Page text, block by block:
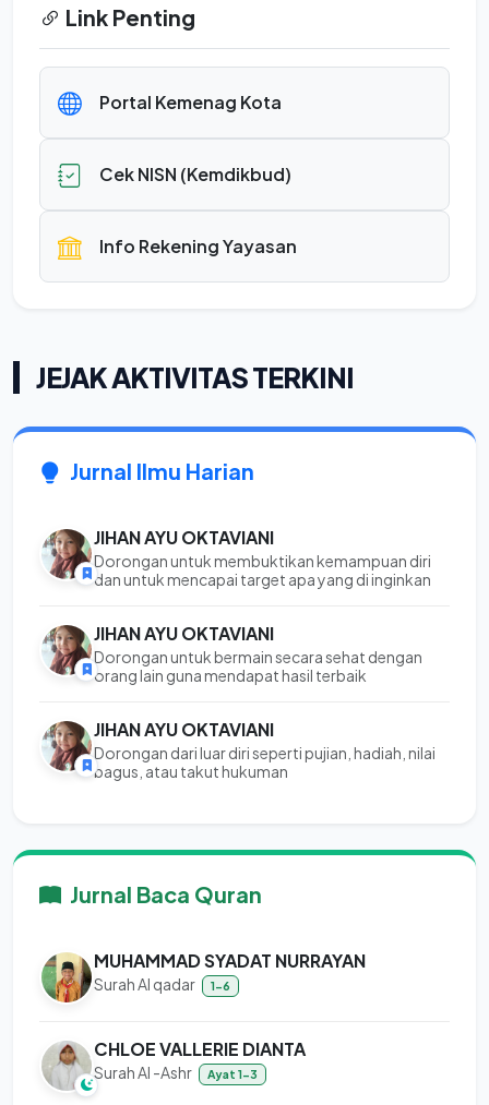
Link Penting
Portal Kemenag Kota
Cek NISN (Kemdikbud)
Info Rekening Yayasan
JEJAK AKTIVITAS TERKINI
Jurnal Ilmu Harian
JIHAN AYU OKTAVIANI
Dorongan untuk membuktikan kemampuan diri
dan untuk mencapai target apa yang di inginkan
JIHAN AYU OKTAVIANI
Dorongan untuk bermain secara sehat dengan
orang lain guna mendapat hasil terbaik
JIHAN AYU OKTAVIANI
Dorongan dari luar diri seperti pujian, hadiah, nilai
bagus, atau takut hukuman
Jurnal Baca Quran
MUHAMMAD SYADAT NURRAYAN
Surah Al qadar 1-6
CHLOE VALLERIE DIANTA
Surah Al -Ashr Ayat 1-3